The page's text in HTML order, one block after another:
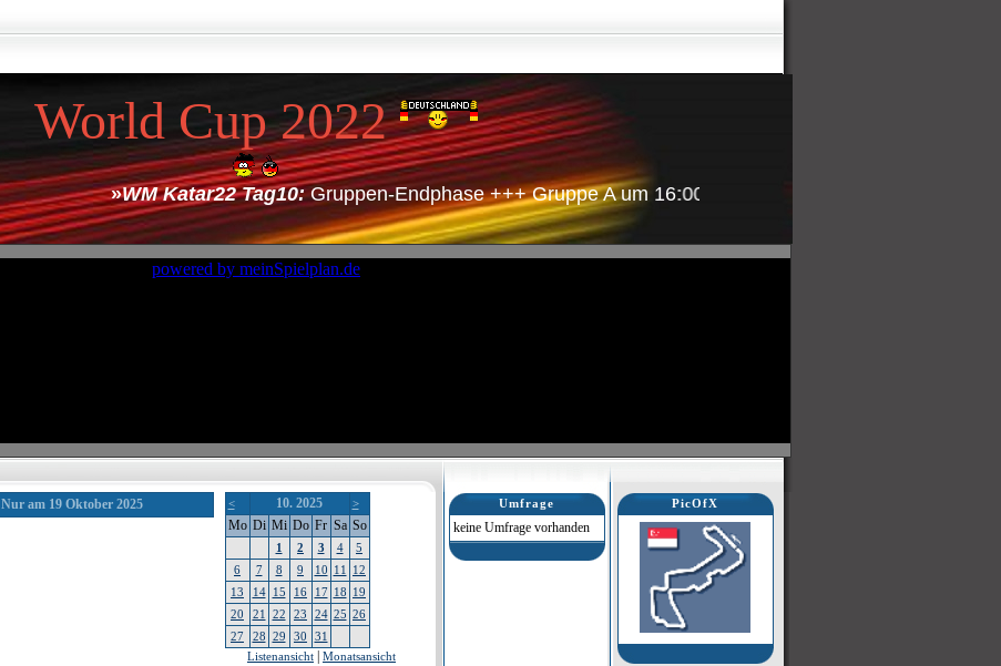
World Cup 2022
»WM Katar22 Tag10:Gruppen-Endphase +++ Gruppe A um 16:00Uhr +++ Niederlande:Katar (Gr.A)
Nur am 19 Oktober 2025 < 10. 2025 >
Mo Di Mi Do Fr Sa So
1 2 3 4
5
6
7 8 9 10 11
12
13
14 15 16 17 18 19
20
21 22 23 24 25 26
27
28 29 30
31
Listenansicht
Monatsansicht
Umfrage
keine Umfrage vorhanden
PicOfX